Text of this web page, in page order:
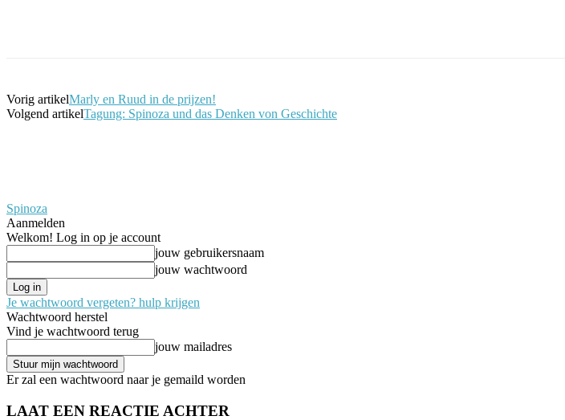
Vorig artikelMarly en Ruud in de prijzen!
Volgend artikelTagung: Spinoza und das Denken von Geschichte
Spinoza
Aanmelden
Welkom! Log in op je account
jouw gebruikersnaam
jouw wachtwoord
Je wachtwoord vergeten? hulp krijgen
Wachtwoord herstel
Vind je wachtwoord terug
jouw mailadres
Er zal een wachtwoord naar je gemaild worden
LAAT EEN REACTIE ACHTER